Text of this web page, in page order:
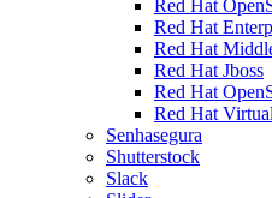
Red Hat
Red Hat
Red Hat
Red Hat Jboss
Red Hat
Red Hat
Senhasegura
Shutterstock
Slack